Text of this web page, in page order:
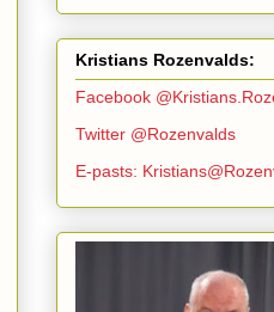
Kristians Rozenvalds:
Facebook
Twitter @Rozenvalds
E-pasts: